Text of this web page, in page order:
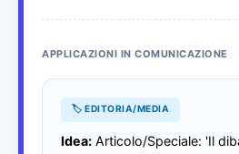
APPLICAZIONI IN COMUNICAZIONE
🏷️ EDITORIA/MEDIA
Idea: Articolo/Speciale: 'Il